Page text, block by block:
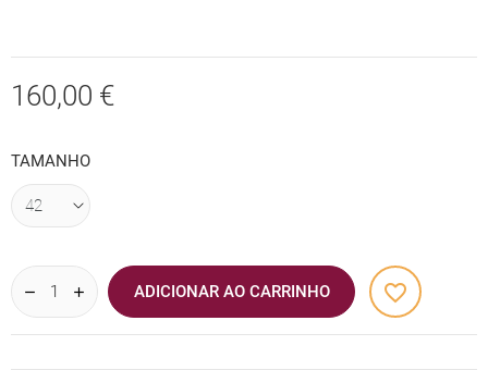
160,00 €
TAMANHO
ADICIONAR AO CARRINHO favorite_border